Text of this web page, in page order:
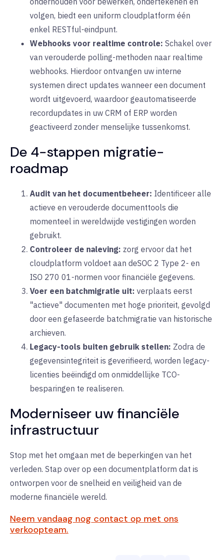
volgen, biedt een uniform cloudplatform één
enkel RESTful-eindpunt.
Webhooks voor realtime controle: Schakel over
van verouderde polling-methoden naar realtime
webhooks. Hierdoor ontvangen uw interne
systemen direct updates wanneer een document
wordt uitgevoerd, waardoor geautomatiseerde
recordupdates in uw CRM of ERP worden
geactiveerd zonder menselijke tussenkomst.
De 4-stappen migratie-
roadmap
Audit van het documentbeheer: Identificeer alle
actieve en verouderde documenttools die
momenteel in wereldwijde vestigingen worden
gebruikt.
Controleer de naleving: zorg ervoor dat het
cloudplatform voldoet aan deSOC 2 Type 2- en
ISO 270 01-normen voor financiële gegevens.
Voer een batchmigratie uit: verplaats eerst
"actieve" documenten met hoge prioriteit, gevolgd
door een gefaseerde batchmigratie van historische
archieven.
Legacy-tools buiten gebruik stellen: Zodra de
gegevensintegriteit is geverifieerd, worden legacy-
licenties beëindigd om onmiddellijke TCO-
besparingen te realiseren.
Moderniseer uw financiële
infrastructuur
Stop met het omgaan met de beperkingen van het
verleden. Stap over op een documentplatform dat is
ontworpen voor de snelheid en veiligheid van de
moderne financiële wereld.
Neem vandaag nog contact op met ons
verkoopteam.